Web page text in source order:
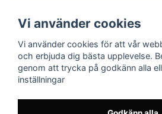
Vi använder cookies
Vi använder cookies för att vår
och erbjuda dig bästa upplevelse.
genom att trycka på godkänn alla
inställningar